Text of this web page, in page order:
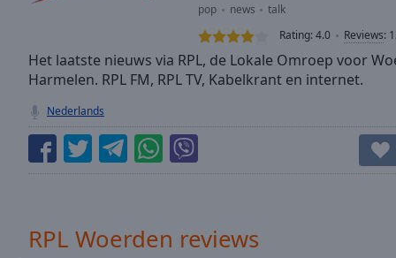
Seek to
currently
LIVE
Remaining
Rate
pop news
talk
Rating:4.0 Reviews:
Het laatste nieuws via RPL, de Lokale Omroep voor
Harmelen. RPL FM, RPL TV, Kabelkrant en internet.
Nederlands
RPL Woerden reviews